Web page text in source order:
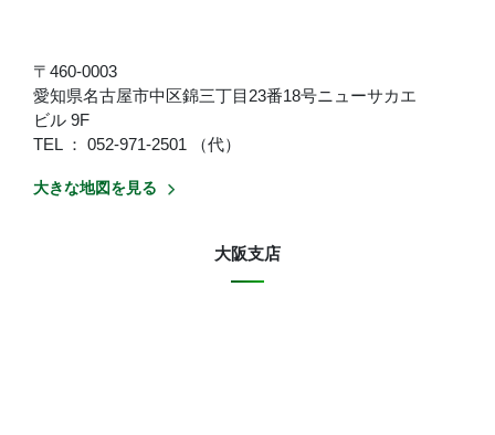
〒460-0003
愛知県名古屋市中区錦三丁目23番18号ニューサカエ
ビル 9F
TEL ： 052-971-2501 （代）
大きな地図を見る
大阪支店